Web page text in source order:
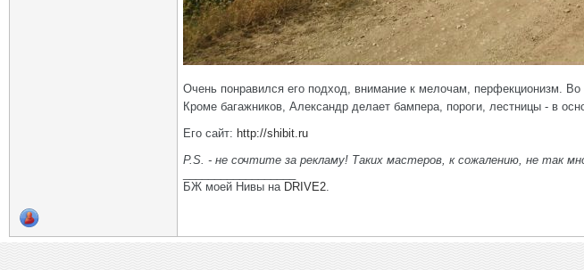
Очень понравился его подход, внимание к мелочам, перфекционизм.
Кроме багажников, Александр делает бампера, пороги, лестницы - в
Его сайт: http://shibit.ru
P.S. - не сочтите за рекламу! Таких мастеров, к сожалению, не так
БЖ моей Нивы на DRIVE2.